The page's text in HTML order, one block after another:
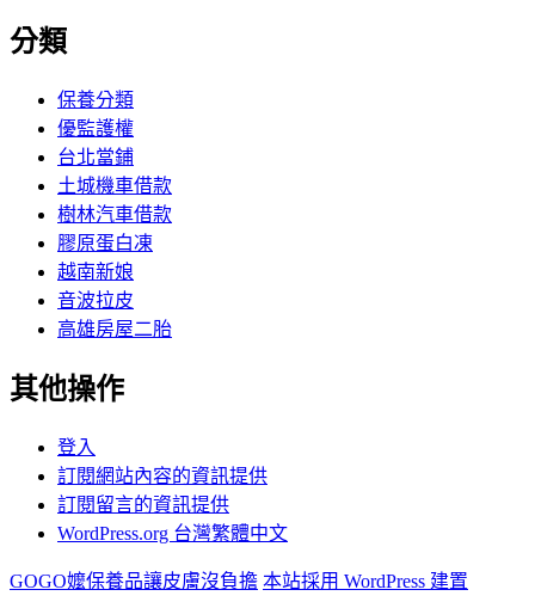
分類
保養分類
優監護權
台北當鋪
土城機車借款
樹林汽車借款
膠原蛋白凍
越南新娘
音波拉皮
高雄房屋二胎
其他操作
登入
訂閱網站內容的資訊提供
訂閱留言的資訊提供
WordPress.org 台灣繁體中文
GOGO嬤保養品讓皮膚沒負擔 本站採用 WordPress 建置